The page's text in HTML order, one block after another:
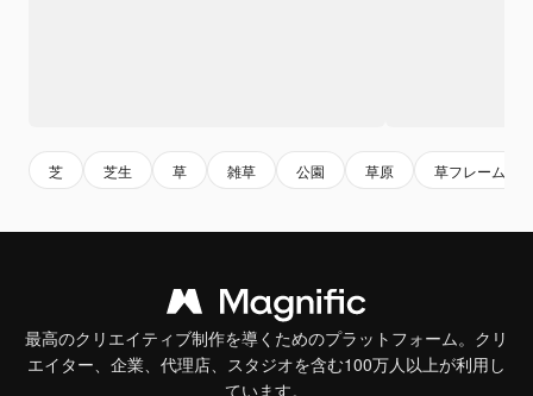
芝 芝生 草 雑草 公園 草原 草フレーム
最高のクリエイティブ制作を導くためのプラットフォーム。クリ
エイター、企業、代理店、スタジオを含む100万人以上が利用し
ています。